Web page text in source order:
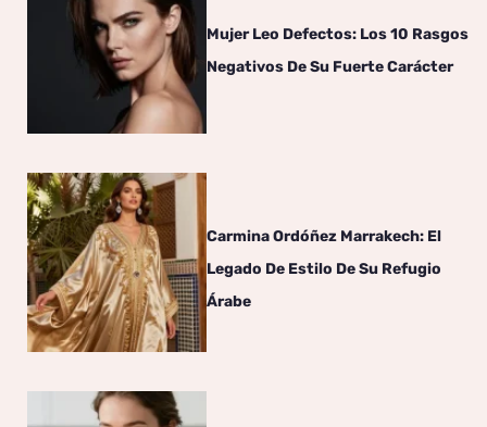
Mujer Leo Defectos: Los 10 Rasgos
Negativos De Su Fuerte Carácter
Carmina Ordóñez Marrakech: El
Legado De Estilo De Su Refugio
Árabe